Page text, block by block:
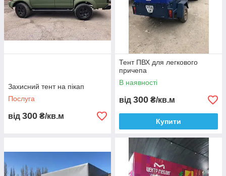
Захисний тент на пікап
Послуга
від 300 ₴/кв.м
Тент ПВХ для легкового
причепа
В наявності
від 300 ₴/кв.м
Купити